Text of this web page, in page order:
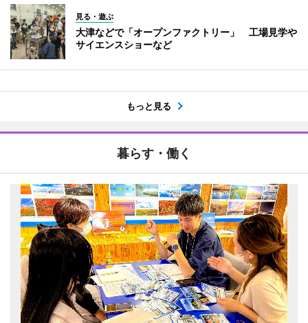
見る・遊ぶ
大津などで「オープンファクトリー」 工場見学や
サイエンスショーなど
もっと見る
暮らす・働く